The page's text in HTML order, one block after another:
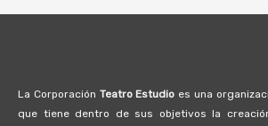
La Corporación Teatro Estudio es una
que tiene dentro de sus objetivos la